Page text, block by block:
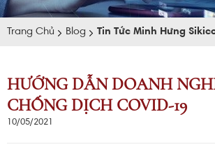
E-BROCHURE
Trang Chủ Blog Tin Tức Minh Hưng
HƯỚNG DẪN DOANH
CHỐNG DỊCH COVID-19
10/05/2021